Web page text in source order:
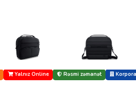
Yalnız Online Rəsmi zəmanət